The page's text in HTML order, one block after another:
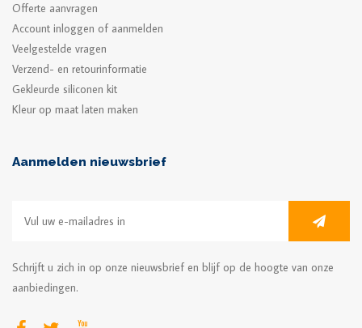
Offerte aanvragen
Account inloggen of aanmelden
Veelgestelde vragen
Verzend- en retourinformatie
Gekleurde siliconen kit
Kleur op maat laten maken
Aanmelden nieuwsbrief
Schrijft u zich in op onze nieuwsbrief en blijf op de hoogte van onze
aanbiedingen.